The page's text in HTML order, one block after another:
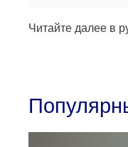
Читайте далее в